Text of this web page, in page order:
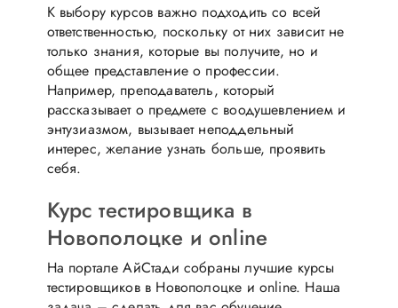
К выбору курсов важно подходить со всей
ответственностью, поскольку от них зависит не
только знания, которые вы получите, но и
общее представление о профессии.
Например, преподаватель, который
рассказывает о предмете с воодушевлением и
энтузиазмом, вызывает неподдельный
интерес, желание узнать больше, проявить
себя.
Курс тестировщика в
Новополоцке и online
На портале АйСтади собраны лучшие курсы
тестировщиков в Новополоцке и online. Наша